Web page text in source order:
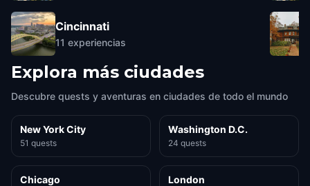
Cincinnati
11 experiencias
Explora más ciudades
Descubre quests y aventuras en ciudades de todo el mundo
New York City
51 quests
Washington D.C.
24 quests
Chicago London